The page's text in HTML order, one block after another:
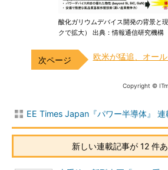
酸化ガリウムデバイス開発の背景と
クで拡大） 出典：情報通信研究機構
欧米が猛追、オー
Copyright ©
EE Times Japan『パワー半導体』 連
新しい連載記事が 12 件